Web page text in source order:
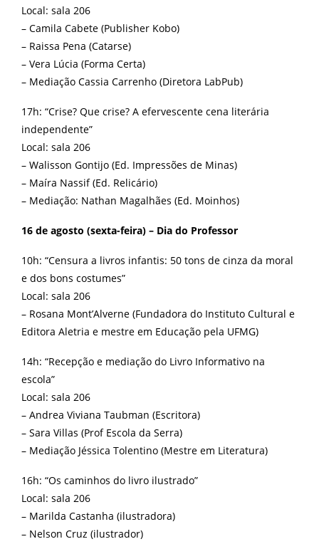
Local: sala 206
– Camila Cabete (Publisher Kobo)
– Raissa Pena (Catarse)
– Vera Lúcia (Forma Certa)
– Mediação Cassia Carrenho (Diretora LabPub)
17h: “Crise? Que crise? A efervescente cena literária
independente”
Local: sala 206
– Walisson Gontijo (Ed. Impressões de Minas)
– Maíra Nassif (Ed. Relicário)
– Mediação: Nathan Magalhães (Ed. Moinhos)
16 de agosto (sexta-feira) – Dia do Professor
10h: “Censura a livros infantis: 50 tons de cinza da moral
e dos bons costumes”
Local: sala 206
– Rosana Mont’Alverne (Fundadora do Instituto Cultural e
Editora Aletria e mestre em Educação pela UFMG)
14h: “Recepção e mediação do Livro Informativo na
escola”
Local: sala 206
– Andrea Viviana Taubman (Escritora)
– Sara Villas (Prof Escola da Serra)
– Mediação Jéssica Tolentino (Mestre em Literatura)
16h: “Os caminhos do livro ilustrado”
Local: sala 206
– Marilda Castanha (ilustradora)
– Nelson Cruz (ilustrador)